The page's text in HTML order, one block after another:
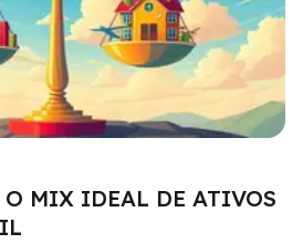
MIX IDEAL DE ATIVOS